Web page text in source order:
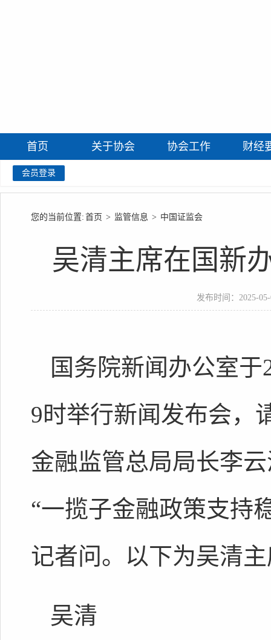
首页 关于协会 协会工作 财经
会员登录
您的当前位置: 首页 > 监管信息 > 中国证监会
吴清主席在国新
发布时间：2025-
国务院新闻办公室
9时举行新闻发布会，
金融监管总局局长李
“一揽子金融政策支持
记者问。以下为吴清
吴清